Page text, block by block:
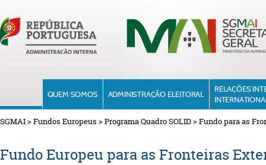
QUEM SOMOS ADMINISTRAÇÃO ELEITORAL
RELAÇÕES
SGMAI>Fundos Europeus >Programa Quadro SOLID>Fundo para as
Fundo Europeu para as Fronteiras